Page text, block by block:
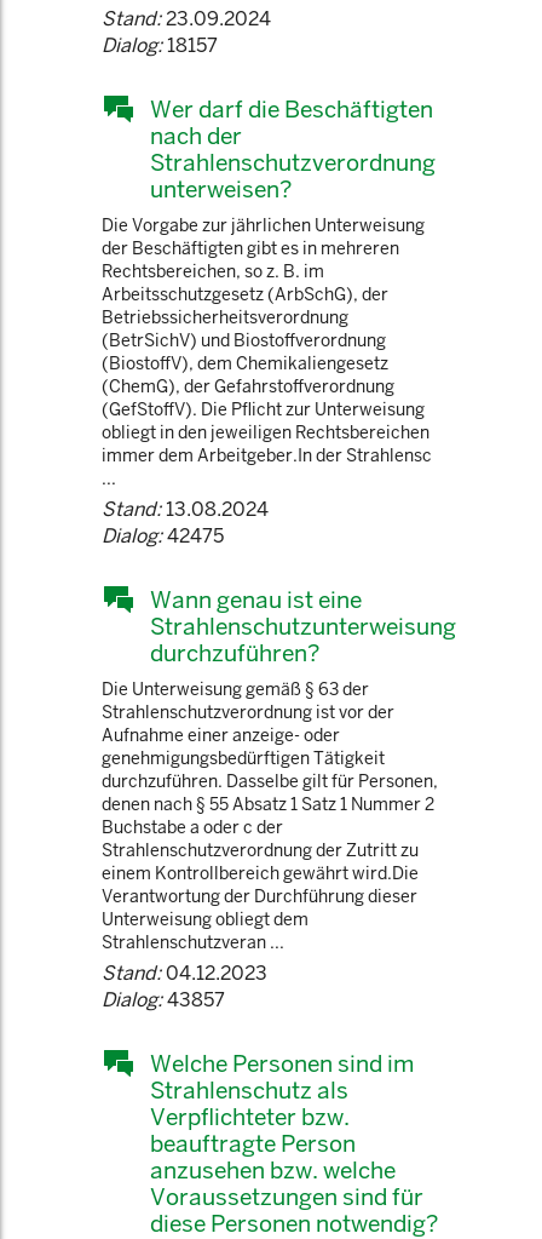
Stand:23.09.2024
Dialog:18157
Wer darf die Beschäftigten
nach der
Strahlenschutzverordnung
unterweisen?
Die Vorgabe zur jährlichen Unterweisung
der Beschäftigten gibt es in mehreren
Rechtsbereichen, so z. B. im
Arbeitsschutzgesetz (ArbSchG), der
Betriebssicherheitsverordnung
(BetrSichV) und Biostoffverordnung
(BiostoffV), dem Chemikaliengesetz
(ChemG), der Gefahrstoffverordnung
(GefStoffV). Die Pflicht zur Unterweisung
obliegt in den jeweiligen Rechtsbereichen
immer dem Arbeitgeber.In der Strahlensc
...
Stand:13.08.2024
Dialog:42475
Wann genau ist eine
Strahlenschutzunterweisung
durchzuführen?
Die Unterweisung gemäß § 63 der
Strahlenschutzverordnung ist vor der
Aufnahme einer anzeige- oder
genehmigungsbedürftigen Tätigkeit
durchzuführen. Dasselbe gilt für Personen,
denen nach § 55 Absatz 1 Satz 1 Nummer 2
Buchstabe a oder c der
Strahlenschutzverordnung der Zutritt zu
einem Kontrollbereich gewährt wird.Die
Verantwortung der Durchführung dieser
Unterweisung obliegt dem
Strahlenschutzveran ...
Stand:04.12.2023
Dialog:43857
Welche Personen sind im
Strahlenschutz als
Verpflichteter bzw.
beauftragte Person
anzusehen bzw. welche
Voraussetzungen sind für
diese Personen notwendig?